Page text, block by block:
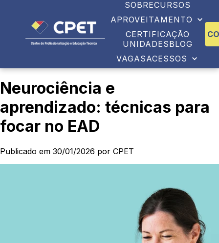
SOBRECURSOS
APROVEITAMENTO
CERTIFICAÇÃO
UNIDADESBLOG
VAGASACESSOS
Neurociência e
aprendizado: técnicas para
focar no EAD
Publicado em 30/01/2026 por CPET